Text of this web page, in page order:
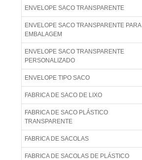
ENVELOPE SACO TRANSPARENTE
ENVELOPE SACO TRANSPARENTE PARA
EMBALAGEM
ENVELOPE SACO TRANSPARENTE
PERSONALIZADO
ENVELOPE TIPO SACO
FABRICA DE SACO DE LIXO
FABRICA DE SACO PLÁSTICO
TRANSPARENTE
FABRICA DE SACOLAS
FABRICA DE SACOLAS DE PLÁSTICO